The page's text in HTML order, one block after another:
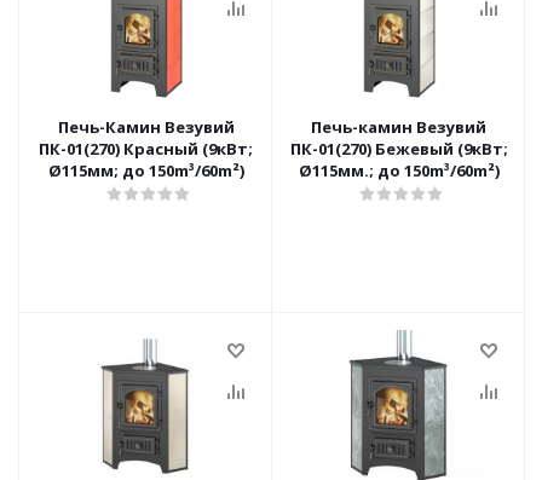
Печь-Камин Везувий
ПК-01(270) Красный (9кВт;
Ø115мм; до 150m³/60m²)
Печь-камин Везувий
ПК-01(270) Бежевый (9кВт;
Ø115мм.; до 150m³/60m²)